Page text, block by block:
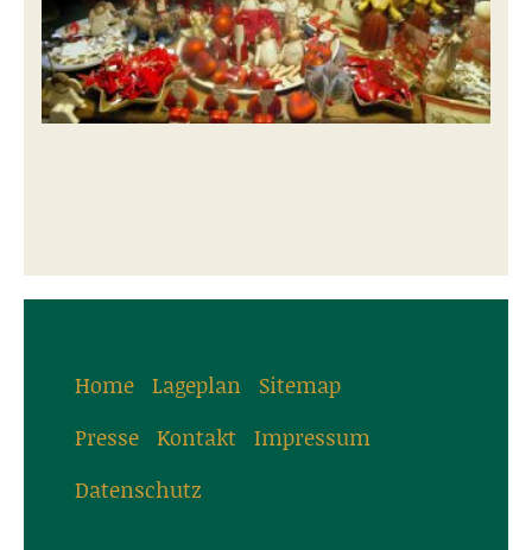
Home Lageplan
Sitemap
Presse Kontakt
Impressum
Datenschutz